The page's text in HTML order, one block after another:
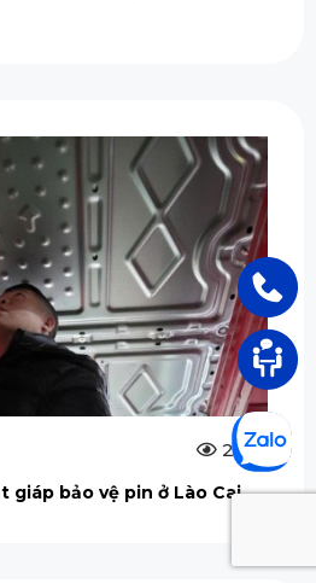
2.5m
giáp bảo vệ pin ở Lào Cai